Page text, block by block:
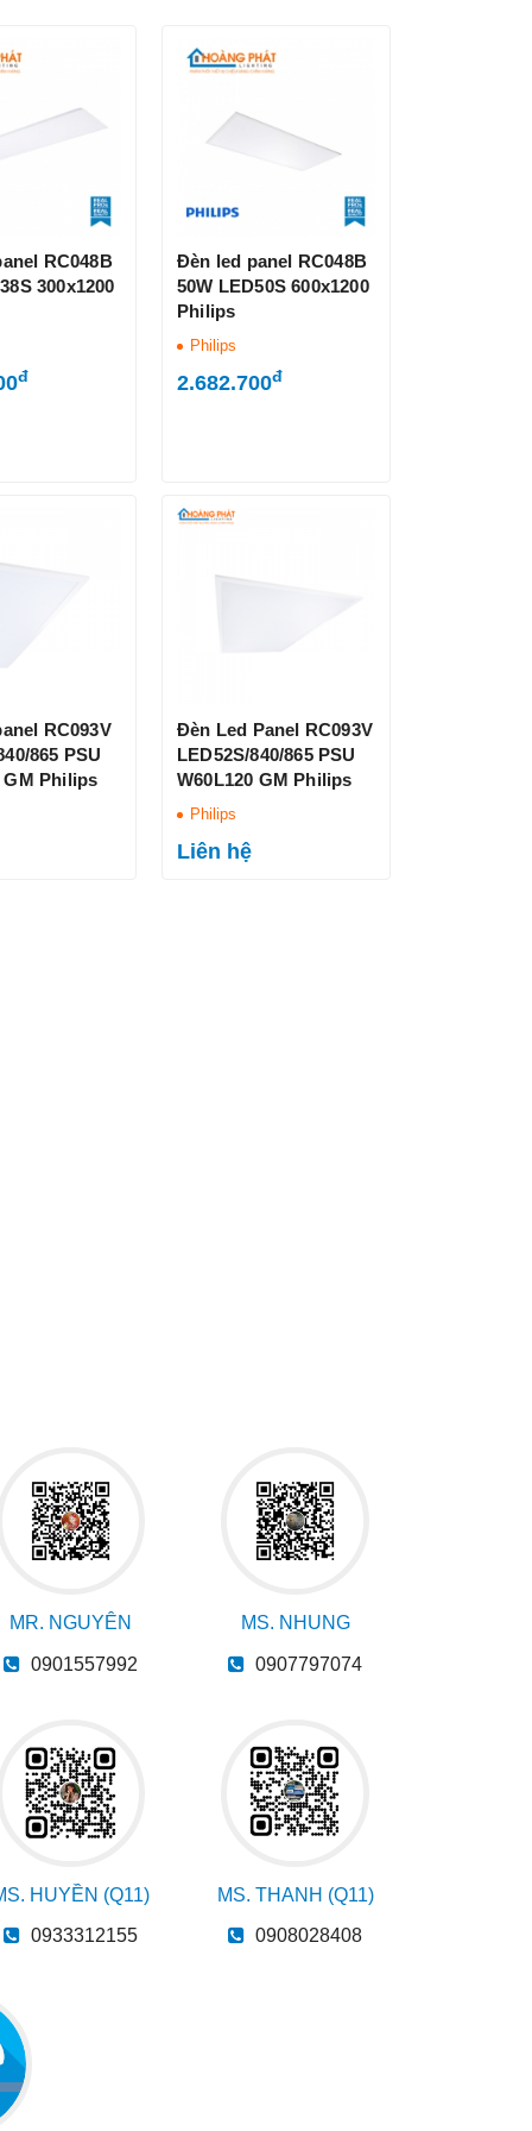
RC048B
300x1200
đ
Đèn led panel RC048B
50W LED50S 600x1200
Philips
Philips
2.682.700đ
RC093V
865 PSU
GM Philips
Đèn Led Panel RC093V
LED52S/840/865 PSU
W60L120 GM Philips
Philips
Liên hệ
MR. NGUYÊN
0901557992
MS. NHUNG
0907797074
HUYỀN (Q11)
0933312155
MS. THANH (Q11)
0908028408